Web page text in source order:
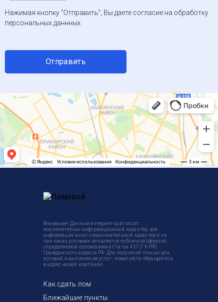
Нажимая кнопку “Отправить”, Вы даете согласие на обработку
персональных даннных
Внимание! Данный интернет-сайт носит
исключительно информационный характер, вся
информация носит ознакомительный характер и ни
при каких условиях не является публичной офертой,
определяемой положениями Статьи 437 (ГК РФ)
Гражданского кодекса РФ. Для получения точных цен,
условий и выполнения услуг, пожалуйста обращайтесь
в адрес нашей компании.
Как сдать лом
Ближайшие пункты